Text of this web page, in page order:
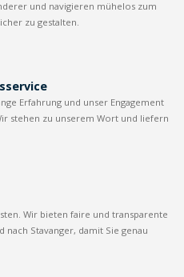
und navigieren mühelos zum
zu gestalten.
Erfahrung und unser Engagement
stehen zu unserem Wort und liefern
Wir bieten faire und transparente
Stavanger, damit Sie genau